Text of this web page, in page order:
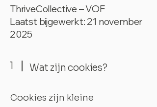
ThriveCollective – VOF
Laatst bijgewerkt: 21 november
2025
1 Wat zijn cookies?
Cookies zijn kleine